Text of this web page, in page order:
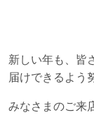
新しい年も、皆
届けできるよう
みなさまのご来